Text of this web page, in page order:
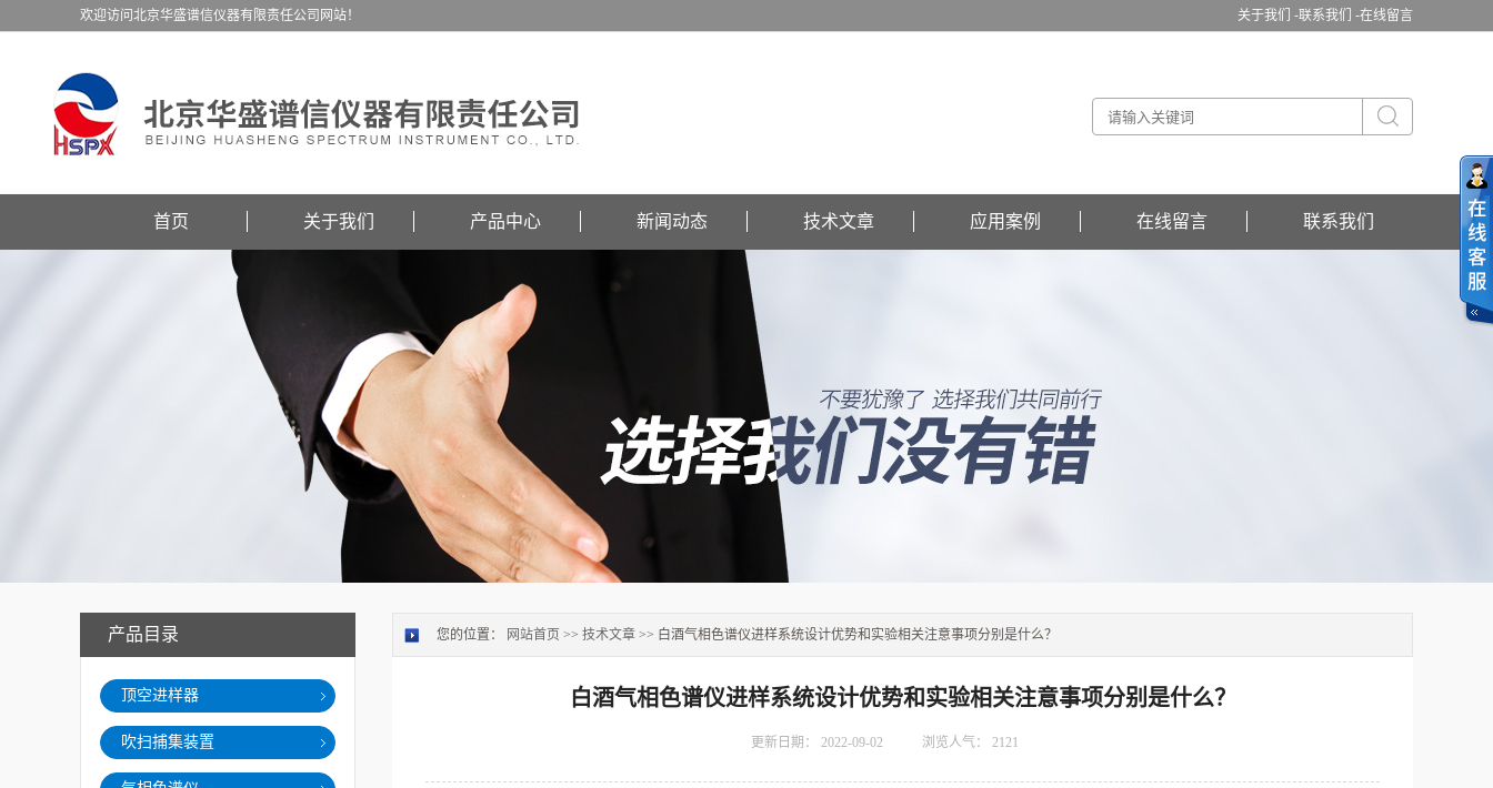
关于我们 -联系我们 -在线留言
欢迎访问北京华盛谱信仪器有限责任公司网站！
首页 关于我们 产品中心 新闻动态 技术文章 应用案例 在线留言 联系我们
产品目录
顶空进样器
吹扫捕集装置
您的位置： 网站首页 >> 技术文章 >> 白酒气相色谱仪进样系统设计优势和实验相关注意事项分别是什么？
白酒气相色谱仪进样系统设计优势和实验相关注意事项分别是什么？
更新日期： 2022-09-02 浏览人气： 2121